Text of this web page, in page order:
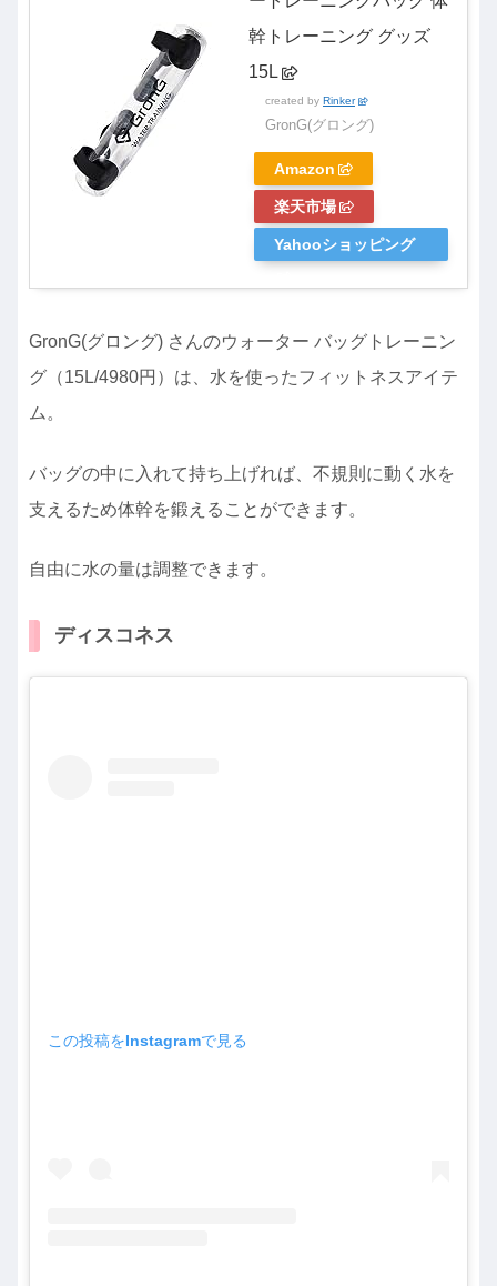
幹トレーニング グッズ
15L
created by Rinker
GronG(グロング)
Amazon
楽天市場
Yahooショッピング
GronG(グロング) さんのウォーター バッグトレーニン
グ（15L/4980円）は、水を使ったフィットネスアイテ
ム。
バッグの中に入れて持ち上げれば、不規則に動く水を
支えるため体幹を鍛えることができます。
自由に水の量は調整できます。
ディスコネス
この投稿をInstagramで見る